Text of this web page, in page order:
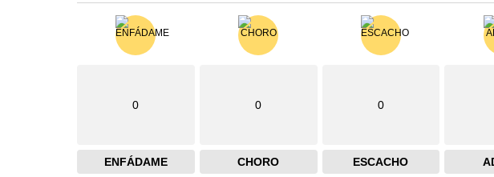
0
ENFÁDAME
0
CHORO
0
ESCACHO